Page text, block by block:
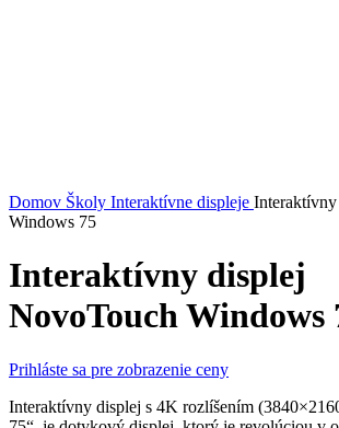
Domov Školy Interaktívne displeje
Windows 75
Interaktívny displej
NovoTouch Windows
Prihláste sa pre zobrazenie ceny
Interaktívny displej s 4K rozlíšením